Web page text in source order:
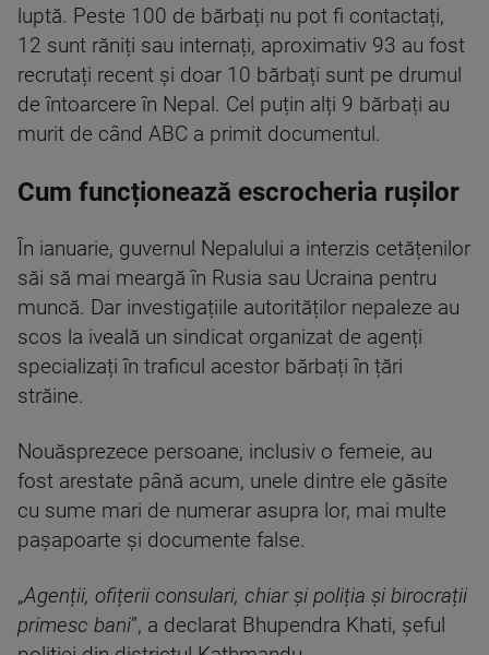
luptă. Peste 100 de bărbați nu pot fi contactați,
12 sunt răniți sau internați, aproximativ 93 au fost
recrutați recent și doar 10 bărbați sunt pe drumul
de întoarcere în Nepal. Cel puțin alți 9 bărbați au
murit de când ABC a primit documentul.
Cum funcționează escrocheria rușilor
În ianuarie, guvernul Nepalului a interzis cetățenilor
săi să mai meargă în Rusia sau Ucraina pentru
muncă. Dar investigațiile autorităților nepaleze au
scos la iveală un sindicat organizat de agenți
specializați în traficul acestor bărbați în țări
străine.
Nouăsprezece persoane, inclusiv o femeie, au
fost arestate până acum, unele dintre ele găsite
cu sume mari de numerar asupra lor, mai multe
pașapoarte și documente false.
„Agenții, ofițerii consulari, chiar și poliția și birocrații
primesc bani”, a declarat Bhupendra Khati, șeful